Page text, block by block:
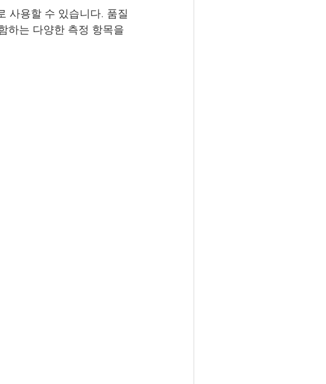
사용할 수 있습니다. 품질
하는 다양한 측정 항목을